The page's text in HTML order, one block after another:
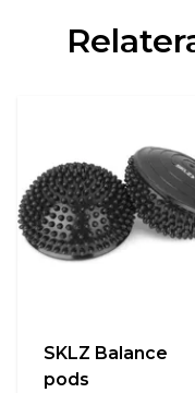
SKLZ Balance
pods